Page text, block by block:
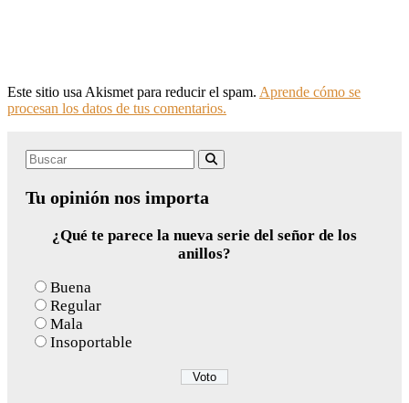
Este sitio usa Akismet para reducir el spam. Aprende cómo se
procesan los datos de tus comentarios.
Search
Tu opinión nos importa
¿Qué te parece la nueva serie del señor de los
anillos?
Buena
Regular
Mala
Insoportable